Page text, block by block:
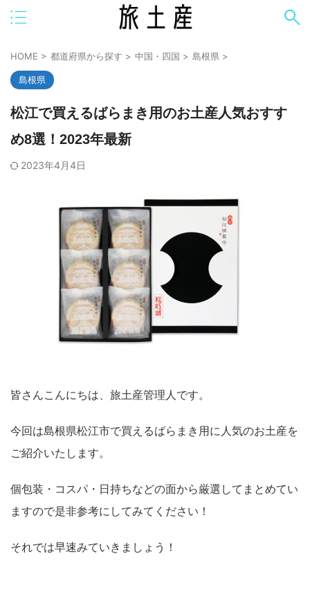
HOME > 都道府県から探す > 中国・四国 > 島根県 >
島根県
松江で買えるばらまき用のお土産人気おすす
め8選！2023年最新
2023年4月4日
皆さんこんにちは、旅土産管理人です。
今回は島根県松江市で買えるばらまき用に人気のお土産を
ご紹介いたします。
個包装・コスパ・日持ちなどの面から厳選してまとめてい
ますので是非参考にしてみてください！
それでは早速みていきましょう！